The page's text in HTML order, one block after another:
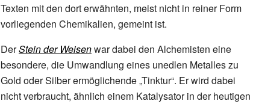
Texten mit den dort erwähnten, meist nicht in reiner Form
vorliegenden Chemikalien, gemeint ist.
DerStein der Weisenwar dabei den Alchemisten eine
besondere, die Umwandlung eines unedlen Metalles zu
Gold oder Silber ermöglichende „Tinktur“. Er wird dabei
nicht verbraucht, ähnlich einem Katalysator in der heutigen